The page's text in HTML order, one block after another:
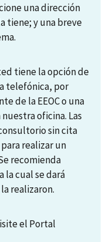
una dirección
tiene; y una breve
tiene la opción de
telefónica, por
de la EEOC o una
oficina. Las
sin cita
realizar un
recomienda
la cual se dará
realizaron.
el Portal